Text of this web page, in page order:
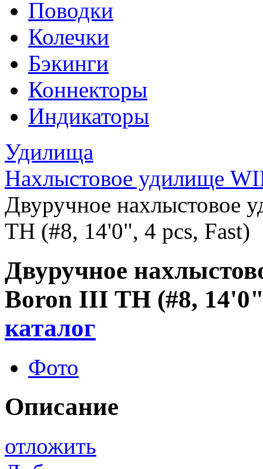
Поводки
Колечки
Бэкинги
Коннекторы
Индикаторы
Удилища
Нахлыстовое удилище
Двуручное нахлыстовое
TH (#8, 14'0", 4 pcs, Fast)
Двуручное
Boron III TH (#8,
каталог
Фото
Описание
отложить